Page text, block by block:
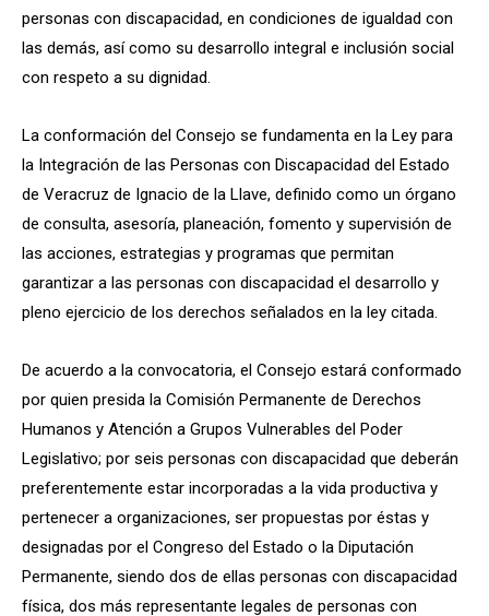
personas con discapacidad, en condiciones de igualdad con
las demás, así como su desarrollo integral e inclusión social
con respeto a su dignidad.
La conformación del Consejo se fundamenta en la Ley para
la Integración de las Personas con Discapacidad del Estado
de Veracruz de Ignacio de la Llave, definido como un órgano
de consulta, asesoría, planeación, fomento y supervisión de
las acciones, estrategias y programas que permitan
garantizar a las personas con discapacidad el desarrollo y
pleno ejercicio de los derechos señalados en la ley citada.
De acuerdo a la convocatoria, el Consejo estará conformado
por quien presida la Comisión Permanente de Derechos
Humanos y Atención a Grupos Vulnerables del Poder
Legislativo; por seis personas con discapacidad que deberán
preferentemente estar incorporadas a la vida productiva y
pertenecer a organizaciones, ser propuestas por éstas y
designadas por el Congreso del Estado o la Diputación
Permanente, siendo dos de ellas personas con discapacidad
física, dos más representante legales de personas con